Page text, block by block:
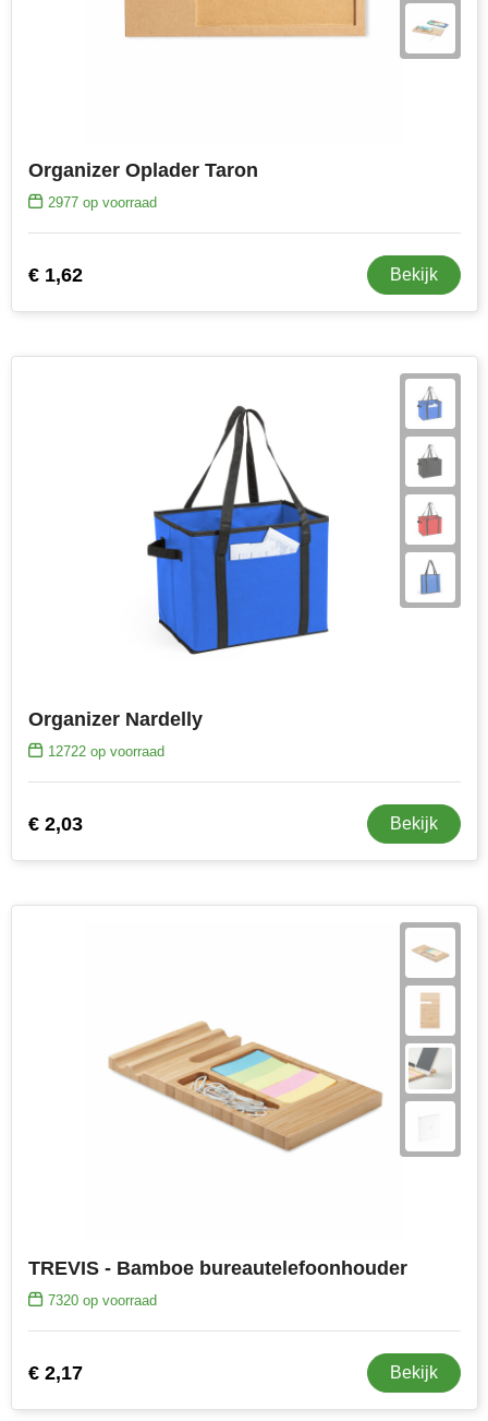
Organizer Oplader Taron
2977op voorraad
€ 1,62 Bekijk
Organizer Nardelly
12722op voorraad
€ 2,03 Bekijk
TREVIS - Bamboe bureautelefoonhouder
7320op voorraad
€ 2,17 Bekijk